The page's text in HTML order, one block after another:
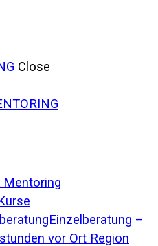
Close
Mentoring
Einzelberatung –
vor Ort Region